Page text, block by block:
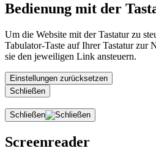
Bedienung mit der
Um die Website mit der Tastatur zu
Tabulator-Taste auf Ihrer Tastatur zur
sie den jeweiligen Link ansteuern.
Einstellungen zurücksetzen
Schließen
Schließen
Screenreader